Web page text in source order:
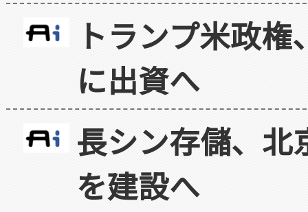
トランプ米政
に出資へ
長シン存儲、北
を建設へ